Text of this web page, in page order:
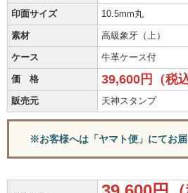
印面サイズ 10.5mm丸
素材 高級象牙（上）
ケース 牛革ケース付
価 格 39,600円（税込
販売元 天神スタンプ
※お客様へは「ヤマト便」にてお届